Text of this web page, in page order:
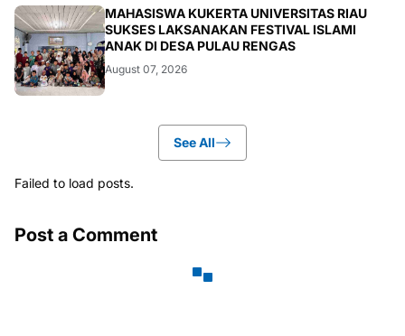
ARTIKEL
MAHASISWA KUKERTA UNIVERSITAS RIAU
SUKSES LAKSANAKAN FESTIVAL ISLAMI
ANAK DI DESA PULAU RENGAS
August 07, 2026
See All
Failed to load posts.
Post a Comment